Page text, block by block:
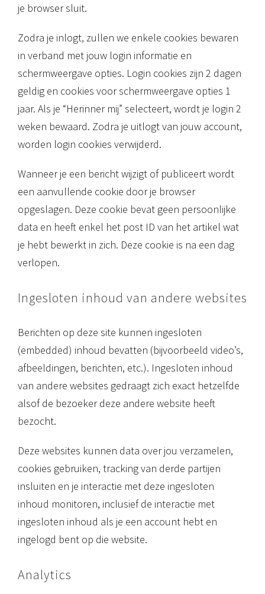
je browser sluit.
Zodra je inlogt, zullen we enkele cookies bewaren
in verband met jouw login informatie en
schermweergave opties. Login cookies zijn 2 dagen
geldig en cookies voor schermweergave opties 1
jaar. Als je “Herinner mij” selecteert, wordt je login 2
weken bewaard. Zodra je uitlogt van jouw account,
worden login cookies verwijderd.
Wanneer je een bericht wijzigt of publiceert wordt
een aanvullende cookie door je browser
opgeslagen. Deze cookie bevat geen persoonlijke
data en heeft enkel het post ID van het artikel wat
je hebt bewerkt in zich. Deze cookie is na een dag
verlopen.
Ingesloten inhoud van andere websites
Berichten op deze site kunnen ingesloten
(embedded) inhoud bevatten (bijvoorbeeld video’s,
afbeeldingen, berichten, etc.). Ingesloten inhoud
van andere websites gedraagt zich exact hetzelfde
alsof de bezoeker deze andere website heeft
bezocht.
Deze websites kunnen data over jou verzamelen,
cookies gebruiken, tracking van derde partijen
insluiten en je interactie met deze ingesloten
inhoud monitoren, inclusief de interactie met
ingesloten inhoud als je een account hebt en
ingelogd bent op die website.
Analytics